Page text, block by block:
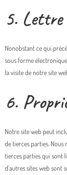
5. Lettre
Nonobstant ce qui
sous forme
la visite de notre site
6.
Notre site web peut
de tierces parties. Nous
tierces parties qui sont
d’autres sites web sont